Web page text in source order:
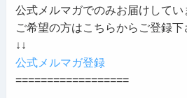
公式メルマガでのみお届けしてい
ご希望の方はこちらからご登録下
↓↓
公式メルマガ登録
==================